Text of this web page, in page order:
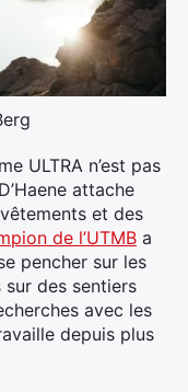
ULTRA n’est pas
attache
et des
de l’UTMB a
pencher sur les
des sentiers
avec les
depuis plus